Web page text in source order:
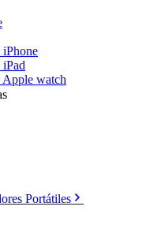
iPhone
Apple watch
Portátiles